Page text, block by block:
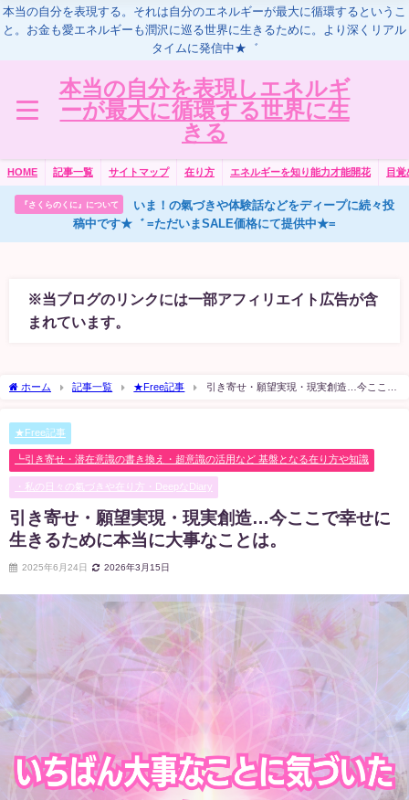
本当の自分を表現する。それは自分のエネルギーが最大に循環するというこ
と。お金も愛エネルギーも潤沢に巡る世界に生きるために。より深くリアル
タイムに発信中★゛
本当の自分を表現しエネルギ
ーが最大に循環する世界に生
きる
HOME 記事一覧 サイトマップ 在り方 エネルギーを知り能力才能開花 目覚
『さくらのくに』について
いま！の氣づきや体験話などをディープに続々投
稿中です★゛ =ただいまSALE価格にて提供中★=
※当ブログのリンクには一部アフィリエイト広告が含
まれています。
ホーム 記事一覧 ★Free記事
引き寄せ・願望実現・現実創造…今ここで
★Free記事
┗引き寄せ・潜在意識の書き換え・超意識の活用など 基盤となる在り方や知識
・私の日々の氣づきや在り方・DeepなDiary
引き寄せ・願望実現・現実創造…今ここで幸せに
生きるために本当に大事なことは。
2025年6月24日 2026年3月15日